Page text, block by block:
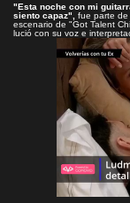
"Esta noche con mi
siento capaz",
fue parte de
escenario de "Got Talent
lució con su voz e